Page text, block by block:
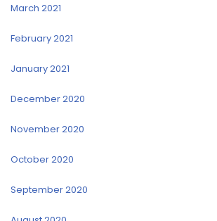
March 2021
February 2021
January 2021
December 2020
November 2020
October 2020
September 2020